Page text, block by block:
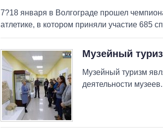
7?18 января в Волгограде прошел
атлетике, в котором приняли участие 685
Музейный
Музейный туризм
деятельности музеев.